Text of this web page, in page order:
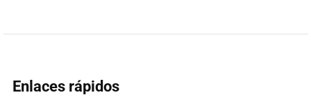
Enlaces rápidos